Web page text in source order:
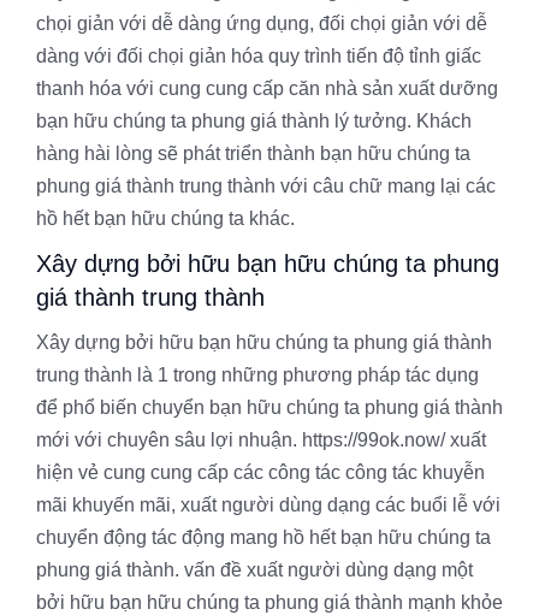
chọi giản với dễ dàng ứng dụng, đối chọi giản với dễ
dàng với đối chọi giản hóa quy trình tiến độ tỉnh giấc
thanh hóa với cung cung cấp căn nhà sản xuất dưỡng
bạn hữu chúng ta phung giá thành lý tưởng. Khách
hàng hài lòng sẽ phát triển thành bạn hữu chúng ta
phung giá thành trung thành với câu chữ mang lại các
hồ hết bạn hữu chúng ta khác.
Xây dựng bởi hữu bạn hữu chúng ta phung
giá thành trung thành
Xây dựng bởi hữu bạn hữu chúng ta phung giá thành
trung thành là 1 trong những phương pháp tác dụng
để phổ biến chuyển bạn hữu chúng ta phung giá thành
mới với chuyên sâu lợi nhuận. https://99ok.now/ xuất
hiện vẻ cung cung cấp các công tác công tác khuyễn
mãi khuyến mãi, xuất người dùng dạng các buổi lễ với
chuyển động tác động mang hồ hết bạn hữu chúng ta
phung giá thành. vấn đề xuất người dùng dạng một
bởi hữu bạn hữu chúng ta phung giá thành mạnh khỏe